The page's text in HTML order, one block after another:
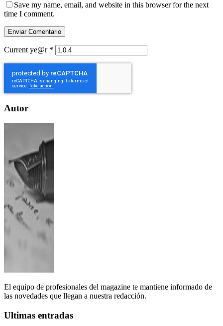
Save my name, email, and website in this browser for the next
time I comment.
Current ye@r *
Autor
El equipo de profesionales del magazine te mantiene informado de
las novedades que llegan a nuestra redacción.
Ultimas entradas